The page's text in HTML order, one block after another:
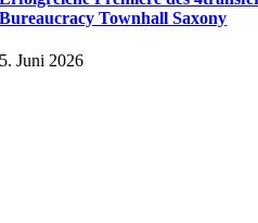
Bureaucracy Townhall Saxony
5. Juni 2026